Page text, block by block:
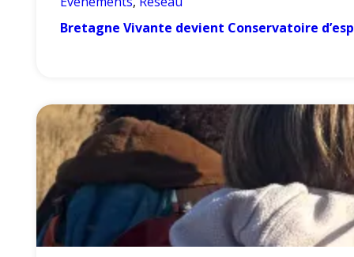
Bretagne Vivante devient Conservatoire